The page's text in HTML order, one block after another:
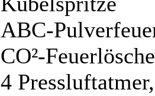
ABC-
CO²-
4